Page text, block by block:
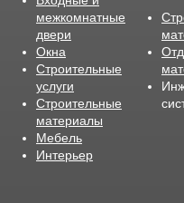
межкомнатные
двери
Окна
Строительные
услуги
Строительные
материалы
Мебель
Интерьер